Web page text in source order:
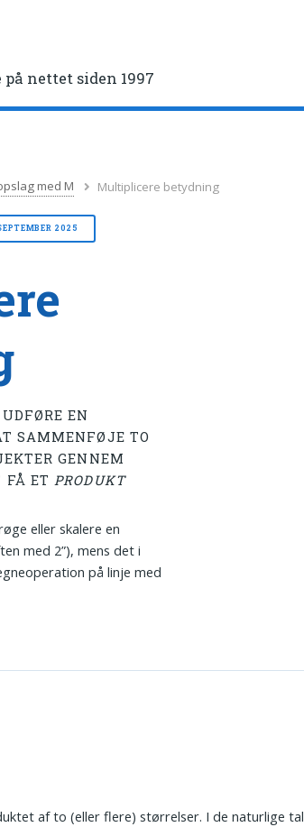
nettet siden 1997
med M Multiplicere betydning
2025
EN
SAMMENFØJE TO
GENNEM
FÅ ET PRODUKT
eller skalere en
med 2”), mens det i
på linje med
af to (eller flere) størrelser. I de naturlige tal